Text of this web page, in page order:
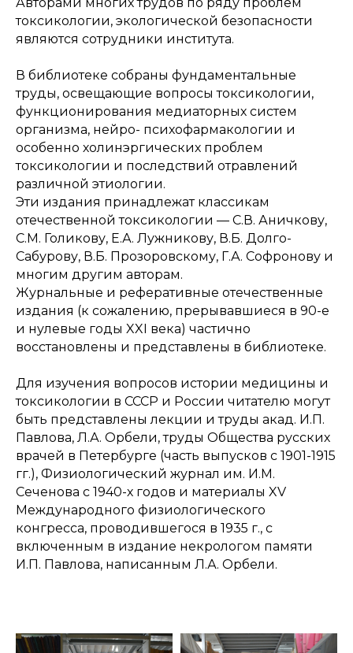
токсикологии, экологической безопасности
являются сотрудники института.
В библиотеке собраны фундаментальные
труды, освещающие вопросы токсикологии,
функционирования медиаторных систем
организма, нейро- психофармакологии и
особенно холинэргических проблем
токсикологии и последствий отравлений
различной этиологии.
Эти издания принадлежат классикам
отечественной токсикологии — С.В. Аничкову,
С.М. Голикову, Е.А. Лужникову, В.Б. Долго-
Сабурову, В.Б. Прозоровскому, Г.А. Софронову и
многим другим авторам.
Журнальные и реферативные отечественные
издания (к сожалению, прерывавшиеся в 90-е
и нулевые годы XXI века) частично
восстановлены и представлены в библиотеке.
Для изучения вопросов истории медицины и
токсикологии в СССР и России читателю могут
быть представлены лекции и труды акад. И.П.
Павлова, Л.А. Орбели, труды Общества русских
врачей в Петербурге (часть выпусков с 1901-1915
гг.), Физиологический журнал им. И.М.
Сеченова с 1940-х годов и материалы XV
Международного физиологического
конгресса, проводившегося в 1935 г., с
включенным в издание некрологом памяти
И.П. Павлова, написанным Л.А. Орбели.